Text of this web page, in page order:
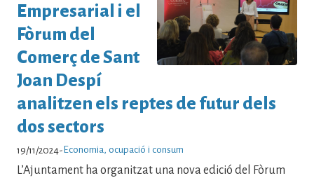
Empresarial i el
Fòrum del
Comerç de Sant
Joan Despí
analitzen els reptes de futur dels
dos sectors
19/11/2024-Economia, ocupació i consum
L’Ajuntament ha organitzat una nova edició del Fòrum